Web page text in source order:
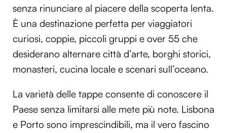
senza rinunciare al piacere della scoperta lenta.
È una destinazione perfetta per viaggiatori
curiosi, coppie, piccoli gruppi e over 55 che
desiderano alternare città d’arte, borghi storici,
monasteri, cucina locale e scenari sull’oceano.
La varietà delle tappe consente di conoscere il
Paese senza limitarsi alle mete più note. Lisbona
e Porto sono imprescindibili, ma il vero fascino